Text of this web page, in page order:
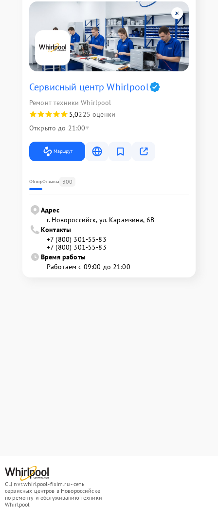
Сервисный центр Whirlpool
Ремонт техники Whirlpool
5,0225 оценки
Открыто до 21:00
Маршрут
ОбзорОтзывы 300
Адрес
г. Новороссийск, ул. Карамзина, 6В
Контакты
+7 (800) 301-55-83
+7 (800) 301-55-83
Время работы
Работаем с 09:00 до 21:00
СЦ nvr.whirlpool-fixim.ru - сеть
сервисных центров в Новороссийске
по ремонту и обслуживанию техники
Whirlpool